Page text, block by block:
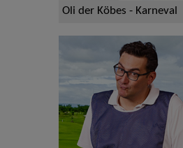
Oli der Köbes - Karneval